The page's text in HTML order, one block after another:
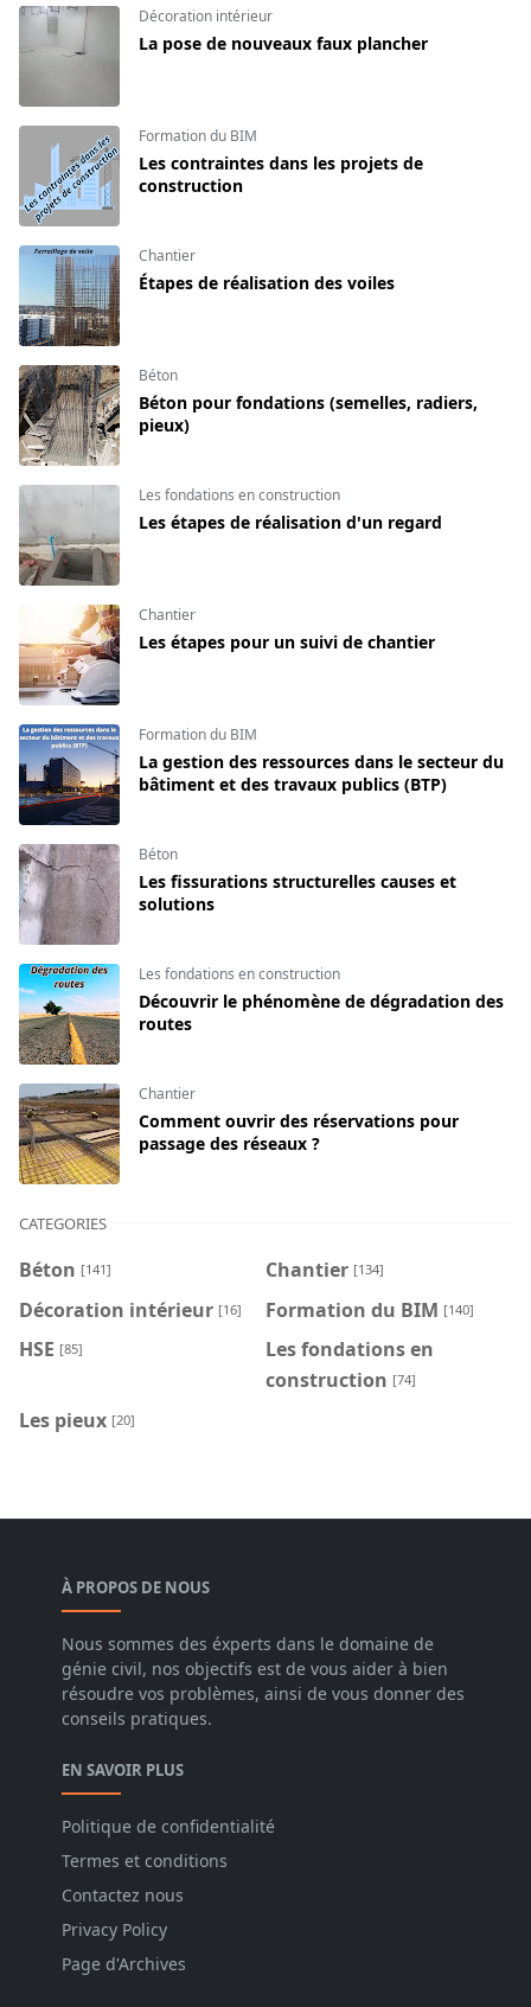
Décoration intérieur
La pose de nouveaux faux plancher
Formation du BIM
Les contraintes dans les projets de
construction
Chantier
Étapes de réalisation des voiles
Béton
Béton pour fondations (semelles, radiers,
pieux)
Les fondations en construction
Les étapes de réalisation d'un regard
Chantier
Les étapes pour un suivi de chantier
Formation du BIM
La gestion des ressources dans le secteur du
bâtiment et des travaux publics (BTP)
Béton
Les fissurations structurelles causes et
solutions
Les fondations en construction
Découvrir le phénomène de dégradation des
routes
Chantier
Comment ouvrir des réservations pour
passage des réseaux ?
CATEGORIES
Béton [141] Chantier [134]
Décoration intérieur [16] Formation du BIM [140]
HSE [85]
Les fondations en
construction [74]
Les pieux [20]
À PROPOS DE NOUS
Nous sommes des éxperts dans le domaine de
génie civil, nos objectifs est de vous aider à bien
résoudre vos problèmes, ainsi de vous donner des
conseils pratiques.
EN SAVOIR PLUS
Politique de confidentialité
Termes et conditions
Contactez nous
Privacy Policy
Page d'Archives